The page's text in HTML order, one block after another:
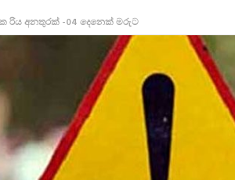
රිය අනතුරක් -04 දෙනෙක් මරුට